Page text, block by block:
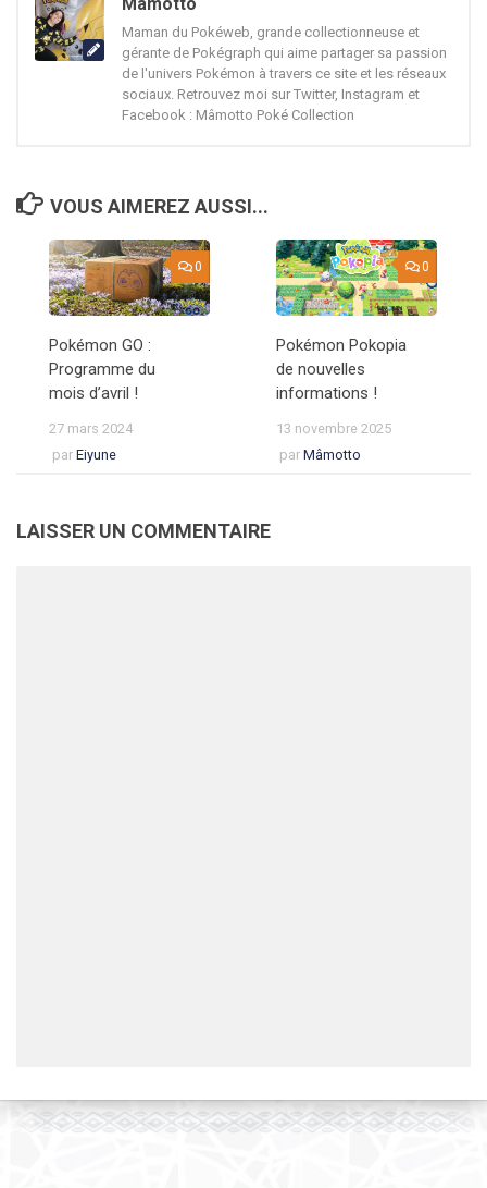
Mâmotto
Maman du Pokéweb, grande collectionneuse et
gérante de Pokégraph qui aime partager sa passion
de l'univers Pokémon à travers ce site et les réseaux
sociaux. Retrouvez moi sur Twitter, Instagram et
Facebook : Mâmotto Poké Collection
VOUS AIMEREZ AUSSI...
0
Pokémon GO :
Programme du
mois d’avril !
27 mars 2024
par Eiyune
0
Pokémon Pokopia
de nouvelles
informations !
13 novembre 2025
par Mâmotto
LAISSER UN COMMENTAIRE